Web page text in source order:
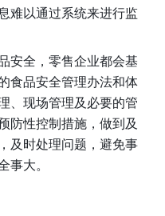
难以通过系统来进行监
安全，零售企业都会基
食品安全管理办法和体
、现场管理及必要的管
防性控制措施，做到及
及时处理问题，避免事
事大。